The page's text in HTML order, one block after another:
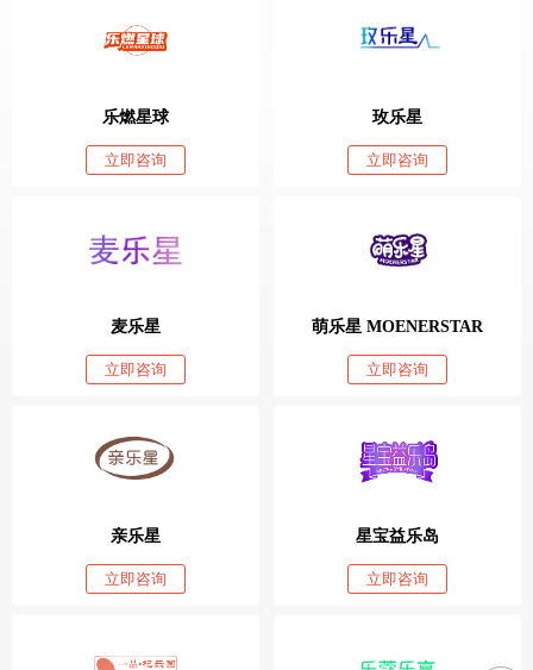
乐燃星球
立即咨询
玫乐星
立即咨询
麦乐星
立即咨询
萌乐星 MOENERSTAR
立即咨询
亲乐星
立即咨询
星宝益乐岛
立即咨询